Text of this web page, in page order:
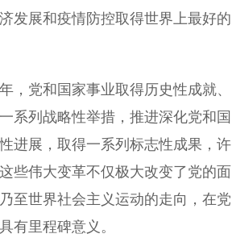
发展和疫情防控取得世界上最好的
党和国家事业取得历史性成就、
系列战略性举措，推进深化党和国
进展，取得一系列标志性成果，许
些伟大变革不仅极大改变了党的面
至世界社会主义运动的走向，在党
有里程碑意义。